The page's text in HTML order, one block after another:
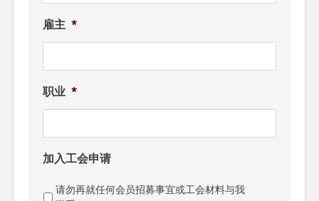
雇主 *
职业 *
加入工会申请
请勿再就任何会员招募事宜或工会材料与我